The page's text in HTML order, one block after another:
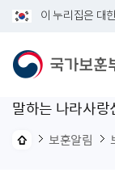
이 누리집은 대
말하는 나라사랑
보훈알림